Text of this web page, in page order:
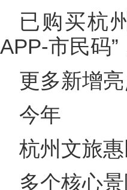
已购买杭
APP-市民码
更多新增
今年
杭州文旅
多个核心